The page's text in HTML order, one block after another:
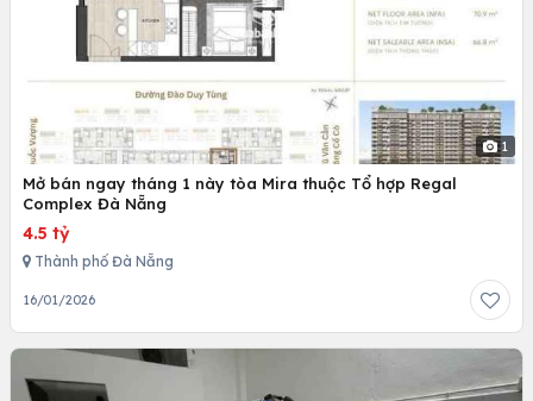
1
Mở bán ngay tháng 1 này tòa Mira thuộc Tổ hợp Regal
Complex Đà Nẵng
4.5 tỷ
Thành phố Đà Nẵng
16/01/2026